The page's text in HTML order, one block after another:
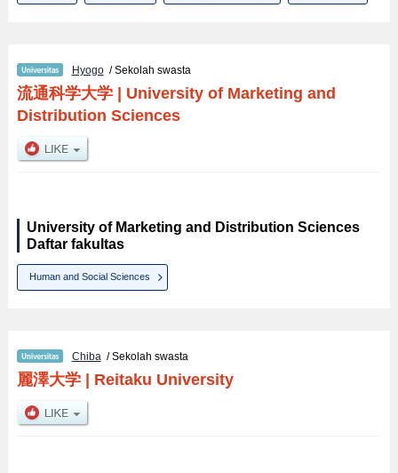
Hyogo/ Sekolah swasta
流通科学大学| University of Marketing and
Distribution Sciences
University of Marketing and Distribution Sciences
Daftar fakultas
Human and Social Sciences
Chiba / Sekolah swasta
麗澤大学| Reitaku University